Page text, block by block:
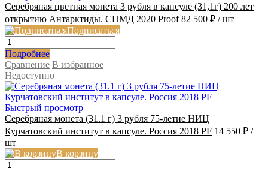
Серебряная цветная монета 3 рубля в капсуле (31,1г) 200 лет
открытию Антарктиды. СПМД 2020 Proof 82 500 ₽ / шт
Подписаться
Подробнее
Сравнение В избранное
Недоступно
Быстрый просмотр
Серебряная монета (31.1 г) 3 рубля 75-летие НИЦ
Курчатовский институт в капсуле. Россия 2018 PF 14 550 ₽ /
шт
В корзину